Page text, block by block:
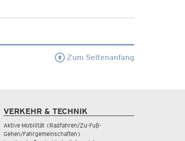
Zum Seitenanfang
VERKEHR & TECHNIK
Aktive Mobilität (Radfahren/Zu-Fuß-
Gehen/Fahrgemeinschaften)